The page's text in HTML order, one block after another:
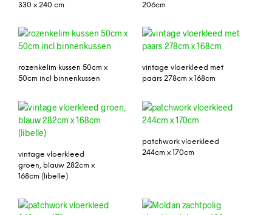
330 x 240 cm
206cm
rozenkelim kussen 50cm x
50cm incl binnenkussen
vintage vloerkleed met
paars 278cm x 168cm
vintage vloerkleed
groen, blauw 282cm x
168cm (libelle)
patchwork vloerkleed
244cm x 170cm